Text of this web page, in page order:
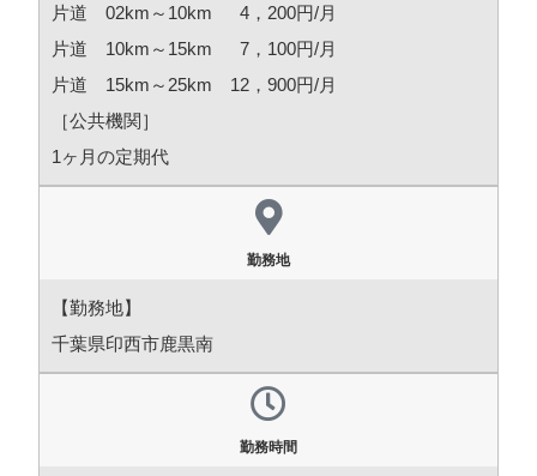
片道 02km～10km 4，200円/月
片道 10km～15km 7，100円/月
片道 15km～25km 12，900円/月
［公共機関］
1ヶ月の定期代
勤務地
【勤務地】
千葉県印西市鹿黒南
勤務時間